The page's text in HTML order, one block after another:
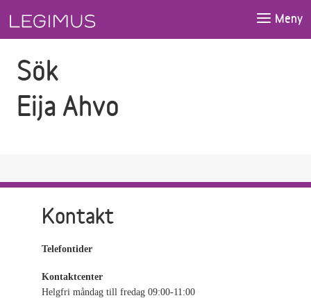
Meny
Sök
Eija Ahvo
Kontakt
Telefontider
Kontaktcenter
Helgfri måndag till fredag 09:00-11:00